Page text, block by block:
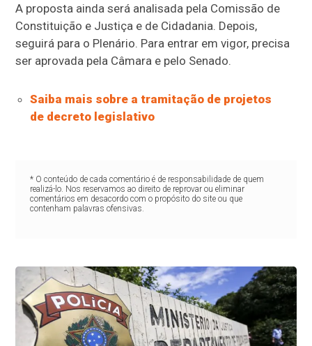
A proposta ainda será analisada pela Comissão de
Constituição e Justiça e de Cidadania. Depois,
seguirá para o Plenário. Para entrar em vigor, precisa
ser aprovada pela Câmara e pelo Senado.
Saiba mais sobre a tramitação de projetos
de decreto legislativo
* O conteúdo de cada comentário é de responsabilidade de quem
realizá-lo. Nos reservamos ao direito de reprovar ou eliminar
comentários em desacordo com o propósito do site ou que
contenham palavras ofensivas.